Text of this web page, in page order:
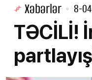
Xəbərlər 8-
TƏCİLİ!